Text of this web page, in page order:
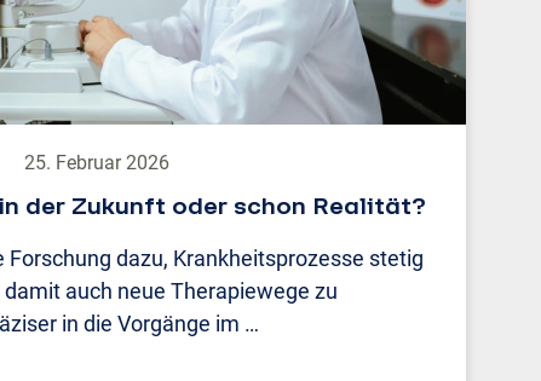
25. Februar 2026
der Zukunft oder schon Realität?
Forschung dazu, Krankheitsprozesse stetig
auch neue Therapiewege zu
in die Vorgänge im …